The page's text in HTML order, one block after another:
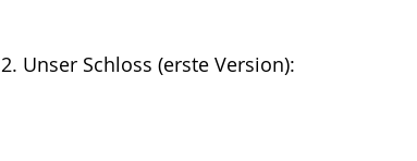
2. Unser Schloss (erste Version):